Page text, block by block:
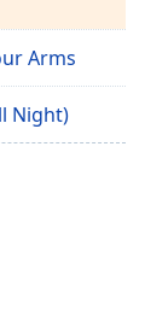
Arms
Night)